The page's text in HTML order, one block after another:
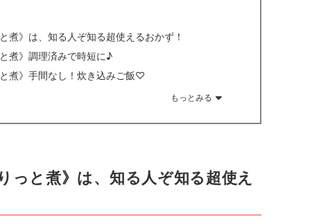
煮》は、知る人ぞ知る超使えるおかず！
煮》調理済みで時短に♪
煮》手間なし！炊き込みご飯♡
もっとみる
っと煮》は、知る人ぞ知る超使え